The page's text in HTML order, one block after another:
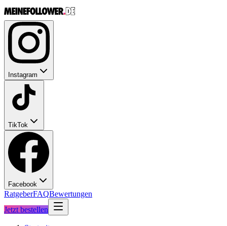
Instagram
TikTok
Facebook
RatgeberFAQBewertungen
Jetzt bestellen